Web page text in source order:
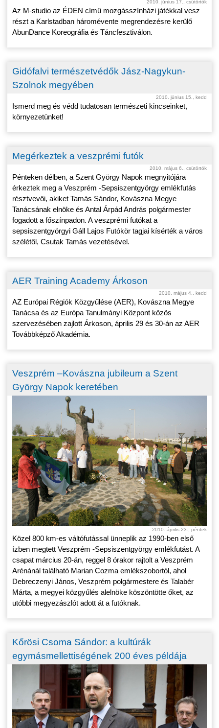
2010. június 17., csütörtök
Az M-studio az ÉDEN című mozgásszínházi játékkal vesz
részt a Karlstadban háromévente megrendezésre kerülő
AbunDance Koreográfia és Táncfesztiválon.
Gidófalvi természetvédők Jász-Nagykun-
Szolnok megyében
2010. június 15., kedd
Ismerd meg és védd tudatosan természeti kincseinket,
környezetünket!
Megérkeztek a veszprémi futók
2010. május 6., csütörtök
Pénteken délben, a Szent György Napok megnyitójára
érkeztek meg a Veszprém -Sepsiszentgyörgy emlékfutás
résztvevői, akiket Tamás Sándor, Kovászna Megye
Tanácsának elnöke és Antal Árpád András polgármester
fogadott a főszínpadon. A veszprémi futókat a
sepsiszentgyörgyi Gáll Lajos Futókör tagjai kísérték a város
szélétől, Csutak Tamás vezetésével.
AER Training Academy Árkoson
2010. május 4., kedd
AZ Európai Régiók Közgyűlése (AER), Kovászna Megye
Tanácsa és az Európa Tanulmányi Központ közös
szervezésében zajlott Árkoson, április 29 és 30-án az AER
Továbbképző Akadémia.
Veszprém –Kovászna jubileum a Szent
György Napok keretében
2010. április 23., péntek
Közel 800 km-es váltófutással ünneplik az 1990-ben első
ízben megtett Veszprém -Sepsiszentgyörgy emlékfutást. A
csapat március 20-án, reggel 8 órakor rajtolt a Veszprém
Arénánál található Marian Cozma emlékszobortól, ahol
Debreczenyi János, Veszprém polgármestere és Talabér
Márta, a megyei közgyűlés alelnöke köszöntötte őket, az
utóbbi megyezászlót adott át a futóknak.
Kőrösi Csoma Sándor: a kultúrák
egymásmellettiségének 200 éves példája